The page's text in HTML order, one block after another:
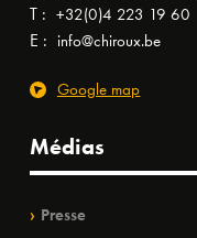
T : +32(0)4 223 19 60
E : info@chiroux.be
Google map
Médias
Presse